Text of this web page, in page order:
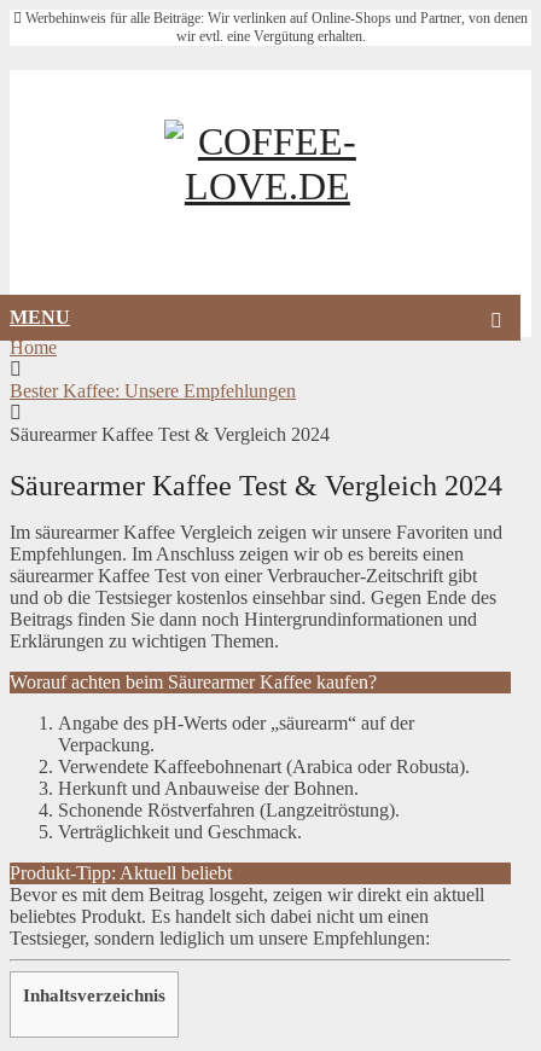
Werbehinweis für alle Beiträge: Wir verlinken auf Online-Shops und Partner, von denen
wir evtl. eine Vergütung erhalten.
MENU
Home
Bester Kaffee: Unsere Empfehlungen
Säurearmer Kaffee Test & Vergleich 2024
Säurearmer Kaffee Test & Vergleich 2024
Im säurearmer Kaffee Vergleich zeigen wir unsere Favoriten und
Empfehlungen. Im Anschluss zeigen wir ob es bereits einen
säurearmer Kaffee Test von einer Verbraucher-Zeitschrift gibt
und ob die Testsieger kostenlos einsehbar sind. Gegen Ende des
Beitrags finden Sie dann noch Hintergrundinformationen und
Erklärungen zu wichtigen Themen.
Worauf achten beim Säurearmer Kaffee kaufen?
Angabe des pH-Werts oder „säurearm“ auf der
Verpackung.
Verwendete Kaffeebohnenart (Arabica oder Robusta).
Herkunft und Anbauweise der Bohnen.
Schonende Röstverfahren (Langzeitröstung).
Verträglichkeit und Geschmack.
Produkt-Tipp: Aktuell beliebt
Bevor es mit dem Beitrag losgeht, zeigen wir direkt ein aktuell
beliebtes Produkt. Es handelt sich dabei nicht um einen
Testsieger, sondern lediglich um unsere Empfehlungen:
Inhaltsverzeichnis